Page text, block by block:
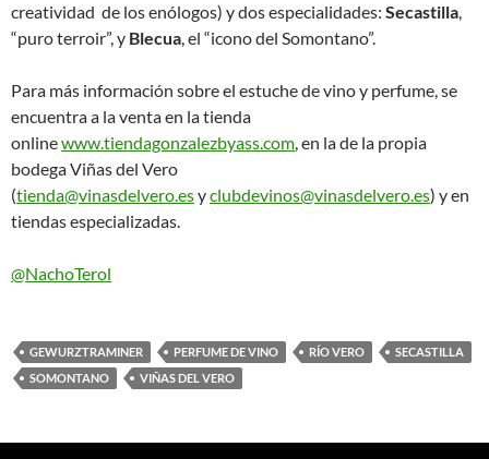
creatividad de los enólogos) y dos especialidades: Secastilla,
“puro terroir”, y Blecua, el “icono del Somontano”.
Para más información sobre el estuche de vino y perfume, se
encuentra a la venta en la tienda
onlinewww.tiendagonzalezbyass.com, en la de la propia
bodega Viñas del Vero
(tienda@vinasdelvero.esyclubdevinos@vinasdelvero.es) y en
tiendas especializadas.
@NachoTerol
GEWURZTRAMINER PERFUME DE VINO RÍO VERO
SECASTILLA
SOMONTANO
VIÑAS DEL VERO